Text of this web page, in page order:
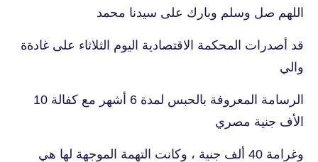
اللهم صل وسلم وبارك على سيدنا محمد
قد أصدرات المحكمة الاقتصادية اليوم الثلاثاء على غادةة
والي
الرسامة المعروفة بالحبس لمدة 6 أشهر مع كفالة 10
الأف جنية مصري
وغرامة 40 ألف جنية ، وكانت التهمة الموجهة لها هي